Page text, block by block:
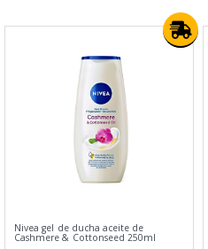
Nivea gel de ducha aceite de
Cashmere & Cottonseed 250ml